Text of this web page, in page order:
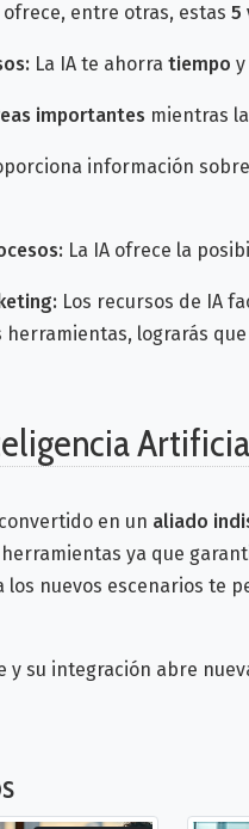
ofrece, entre otras, estas 5
La IA te ahorra tiempo y
importantes mientras
información
La IA ofrece la
Los recursos de IA
herramientas, lograrás
en un aliado
ya que
nuevos escenarios te
y su integración abre